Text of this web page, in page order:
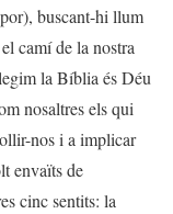
buscant-hi llum
camí de la nostra
la Bíblia és Déu
nosaltres els qui
nos i a implicar
envaïts de
cinc sentits: la